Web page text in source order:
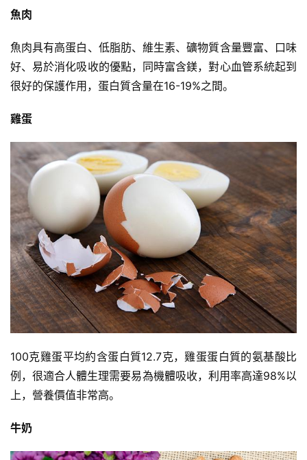
魚肉
魚肉具有高蛋白、低脂肪、維生素、礦物質含量豐富、口味
好、易於消化吸收的優點，同時富含鎂，對心血管系統起到
很好的保護作用，蛋白質含量在16-19%之間。
雞蛋
100克雞蛋平均約含蛋白質12.7克，雞蛋蛋白質的氨基酸比
例，很適合人體生理需要易為機體吸收，利用率高達98%以
上，營養價值非常高。
牛奶